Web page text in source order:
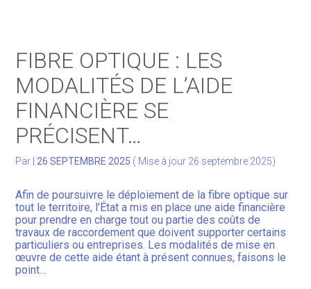
Développer votre activité
Gérer votre patrimoine
Facturation Électronique
FIBRE OPTIQUE : LES
MODALITÉS DE L’AIDE
FINANCIÈRE SE
PRÉCISENT…
Par 26 SEPTEMBRE 2025 ( Mise à jour 26 septembre 2025)
Afin de poursuivre le déploiement de la fibre optique sur
tout le territoire, l’État a mis en place une aide financière
pour prendre en charge tout ou partie des coûts de
travaux de raccordement que doivent supporter certains
particuliers ou entreprises. Les modalités de mise en
œuvre de cette aide étant à présent connues, faisons le
point…